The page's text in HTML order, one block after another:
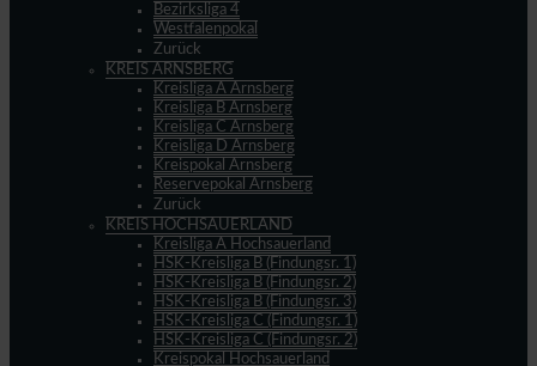
Bezirksliga 4
Westfalenpokal
Zurück
KREIS ARNSBERG
Kreisliga A Arnsberg
Kreisliga B Arnsberg
Kreisliga C Arnsberg
Kreisliga D Arnsberg
Kreispokal Arnsberg
Reservepokal Arnsberg
Zurück
KREIS HOCHSAUERLAND
Kreisliga A Hochsauerland
HSK-Kreisliga B (Findungsr. 1)
HSK-Kreisliga B (Findungsr. 2)
HSK-Kreisliga B (Findungsr. 3)
HSK-Kreisliga C (Findungsr. 1)
HSK-Kreisliga C (Findungsr. 2)
Kreispokal Hochsauerland